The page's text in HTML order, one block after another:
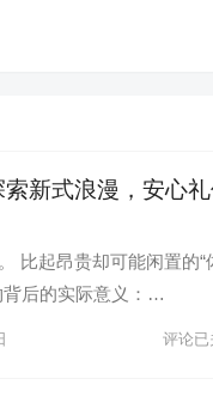
新式浪漫，安心
比起昂贵却可能闲置的“
背后的实际意义：…
评论已